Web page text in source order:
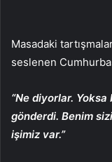
Masadaki
seslenen
“Ne diyorlar. Yoksa
gönderdi. Benim
işimiz var.”